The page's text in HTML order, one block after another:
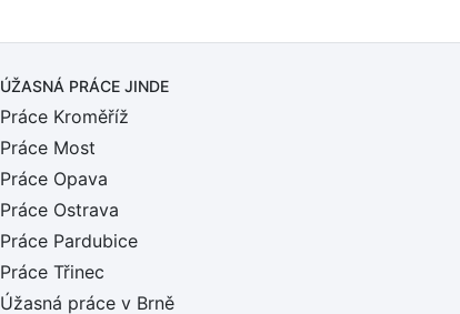
ÚŽASNÁ PRÁCE JINDE
Práce Kroměříž
Práce Most
Práce Opava
Práce Ostrava
Práce Pardubice
Práce Třinec
Úžasná práce v Brně